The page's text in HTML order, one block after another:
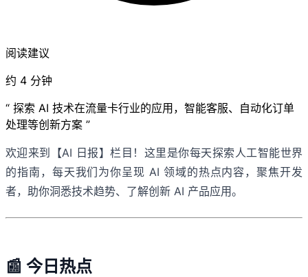
阅读建议
约 4 分钟
“ 探索 AI 技术在流量卡行业的应用，智能客服、自动化订单
处理等创新方案 ”
欢迎来到【AI 日报】栏目！这里是你每天探索人工智能世界
的指南，每天我们为你呈现 AI 领域的热点内容，聚焦开发
者，助你洞悉技术趋势、了解创新 AI 产品应用。
📰 今日热点